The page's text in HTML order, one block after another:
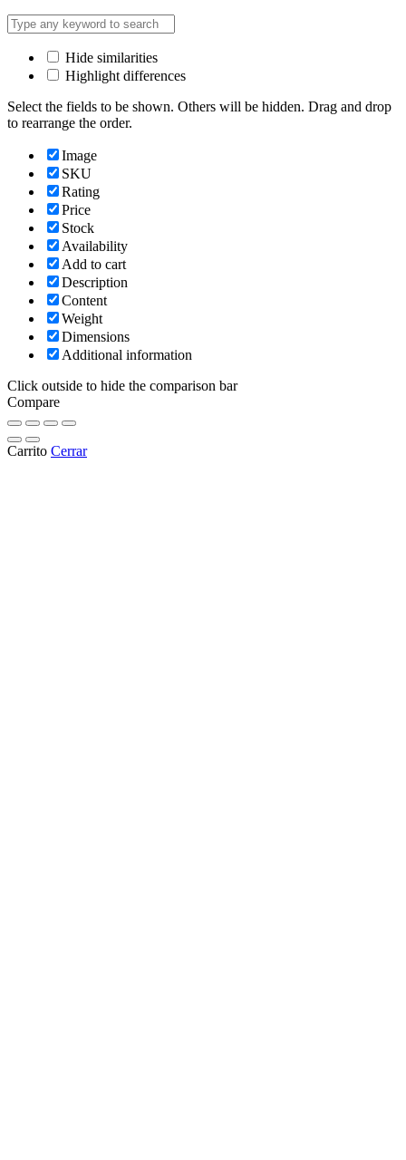
Hide similarities
Highlight differences
Select the fields to be shown. Others will be hidden. Drag and drop
to rearrange the order.
Image
SKU
Rating
Price
Stock
Availability
Add to cart
Description
Content
Weight
Dimensions
Additional information
Click outside to hide the comparison bar
Compare
Carrito Cerrar